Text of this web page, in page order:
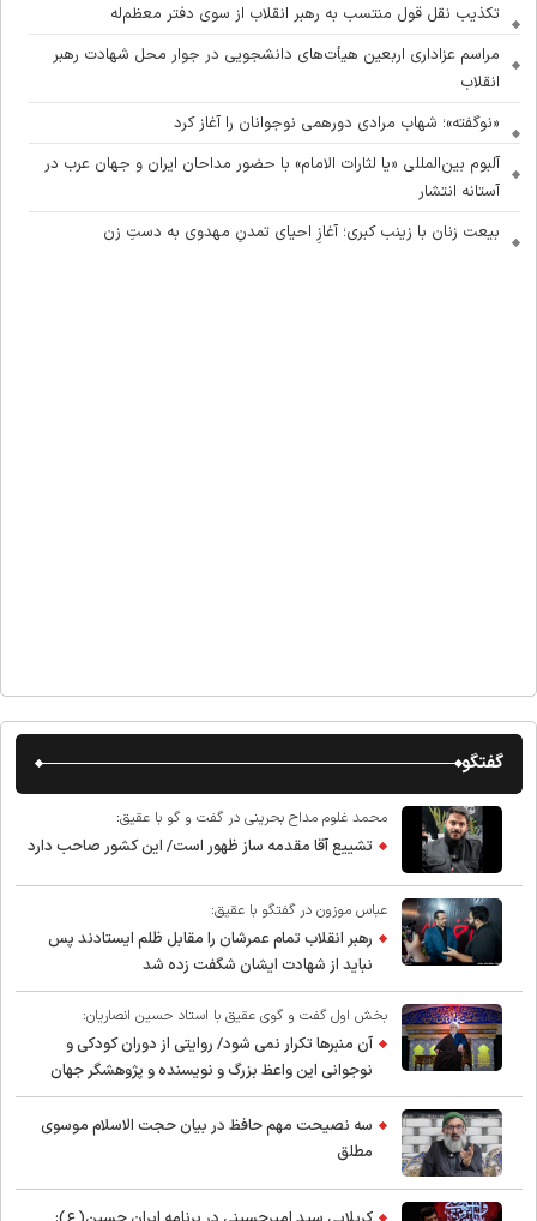
تکذیب نقل قول منتسب به رهبر انقلاب از سوی دفتر معظم‌له
مراسم عزاداری اربعین هیأت‌های دانشجویی در جوار محل شهادت رهبر
انقلاب
«نوگفته»؛ شهاب مرادی دورهمی نوجوانان را آغاز کرد
آلبوم بین‌المللی «یا لثارات الامام» با حضور مداحان ایران و جهان عرب در
آستانه انتشار
بیعت زنان با زینب کبری؛ آغازِ احیای تمدنِ مهدوی به دستِ زن
گفتگو
محمد غلوم مداح بحرینی در گفت و گو با عقیق:
تشییع آقا مقدمه ساز ظهور است/ این کشور صاحب دارد
عباس موزون در گفتگو با عقیق:
رهبر انقلاب تمام عمرشان را مقابل ظلم ایستادند پس
نباید از شهادت ایشان شگفت زده شد
بخش اول گفت و گوی عقیق با استاد حسین انصاریان:
آن منبرها تکرار نمی شود/ روایتی از دوران کودکی و
نوجوانی این واعظ بزرگ و نویسنده و پژوهشگر جهان
اسلام
سه نصیحت مهم حافظ در بیان حجت الاسلام موسوی
مطلق